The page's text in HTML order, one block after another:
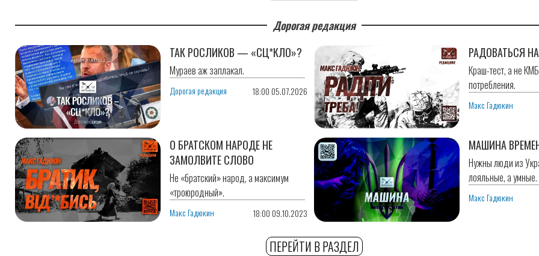
Дорогая редакция
ТАК РОСЛИКОВ — «СЦ*КЛО»?
Мураев аж заплакал.
Дорогая редакция 18:00 05.07.2026
РАДОВАТЬСЯ
Краш-тест, а не
потребления.
Макс Гадюкин
О БРАТСКОМ НАРОДЕ НЕ
ЗАМОЛВИТЕ СЛОВО
Не «братский» народ, а максимум
«троюродный».
Макс Гадюкин 18:00 09.10.2023
МАШИНА
Нужны люди из
лояльные, а умные.
Макс Гадюкин
ПЕРЕЙТИ В РАЗДЕЛ